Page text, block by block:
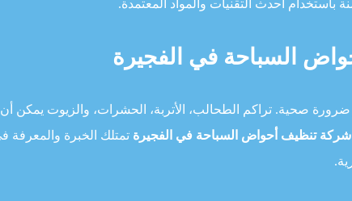
باستخدام أحدث التقنيات والمواد المعتمدة.
السباحة في الفجيرة
صحية. تراكم الطحالب، الأتربة، الحشرات، والزيوت يمكن أن
شركة تنظيف أحواض السباحة في الفجيرة تمتلك الخبرة والمعرفة